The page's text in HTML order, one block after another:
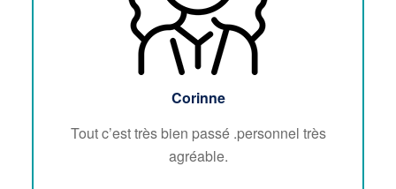
Corinne
Tout c’est très bien passé .personnel très
agréable.